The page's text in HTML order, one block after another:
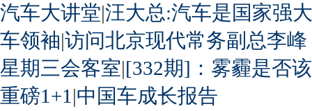
汽车大讲堂|汪大总:汽车是国家强
车领袖|访问北京现代常务副总李峰
星期三会客室|[332期]：雾霾是否
重磅1+1 |中国车成长报告